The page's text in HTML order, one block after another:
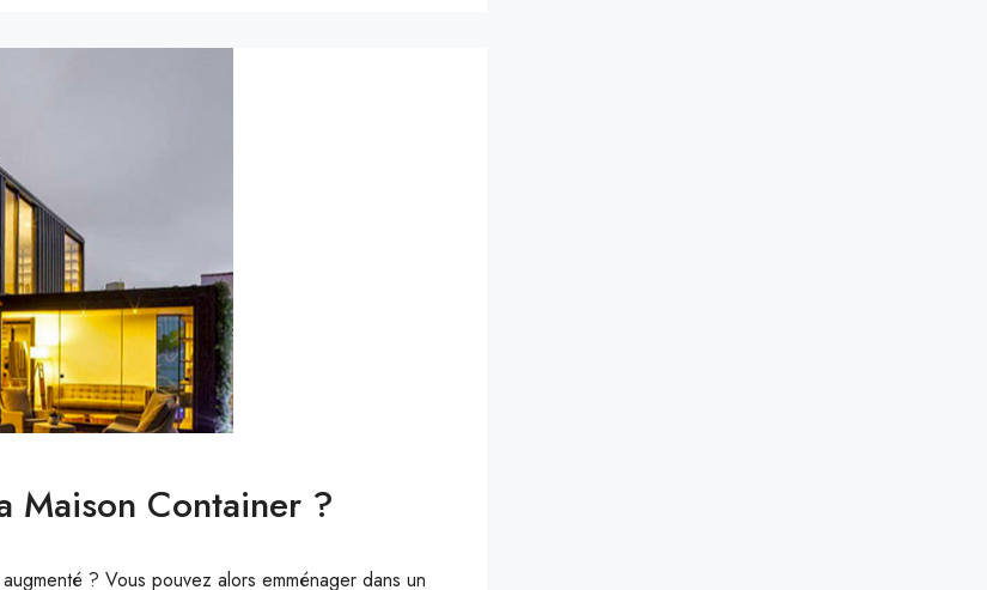
Maison Container ?
? Vous pouvez alors emménager dans un